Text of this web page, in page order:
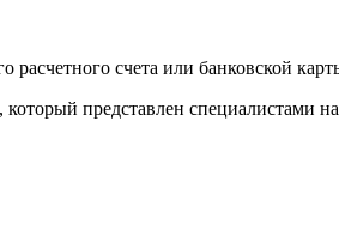
счета или банковской
представлен специалистами